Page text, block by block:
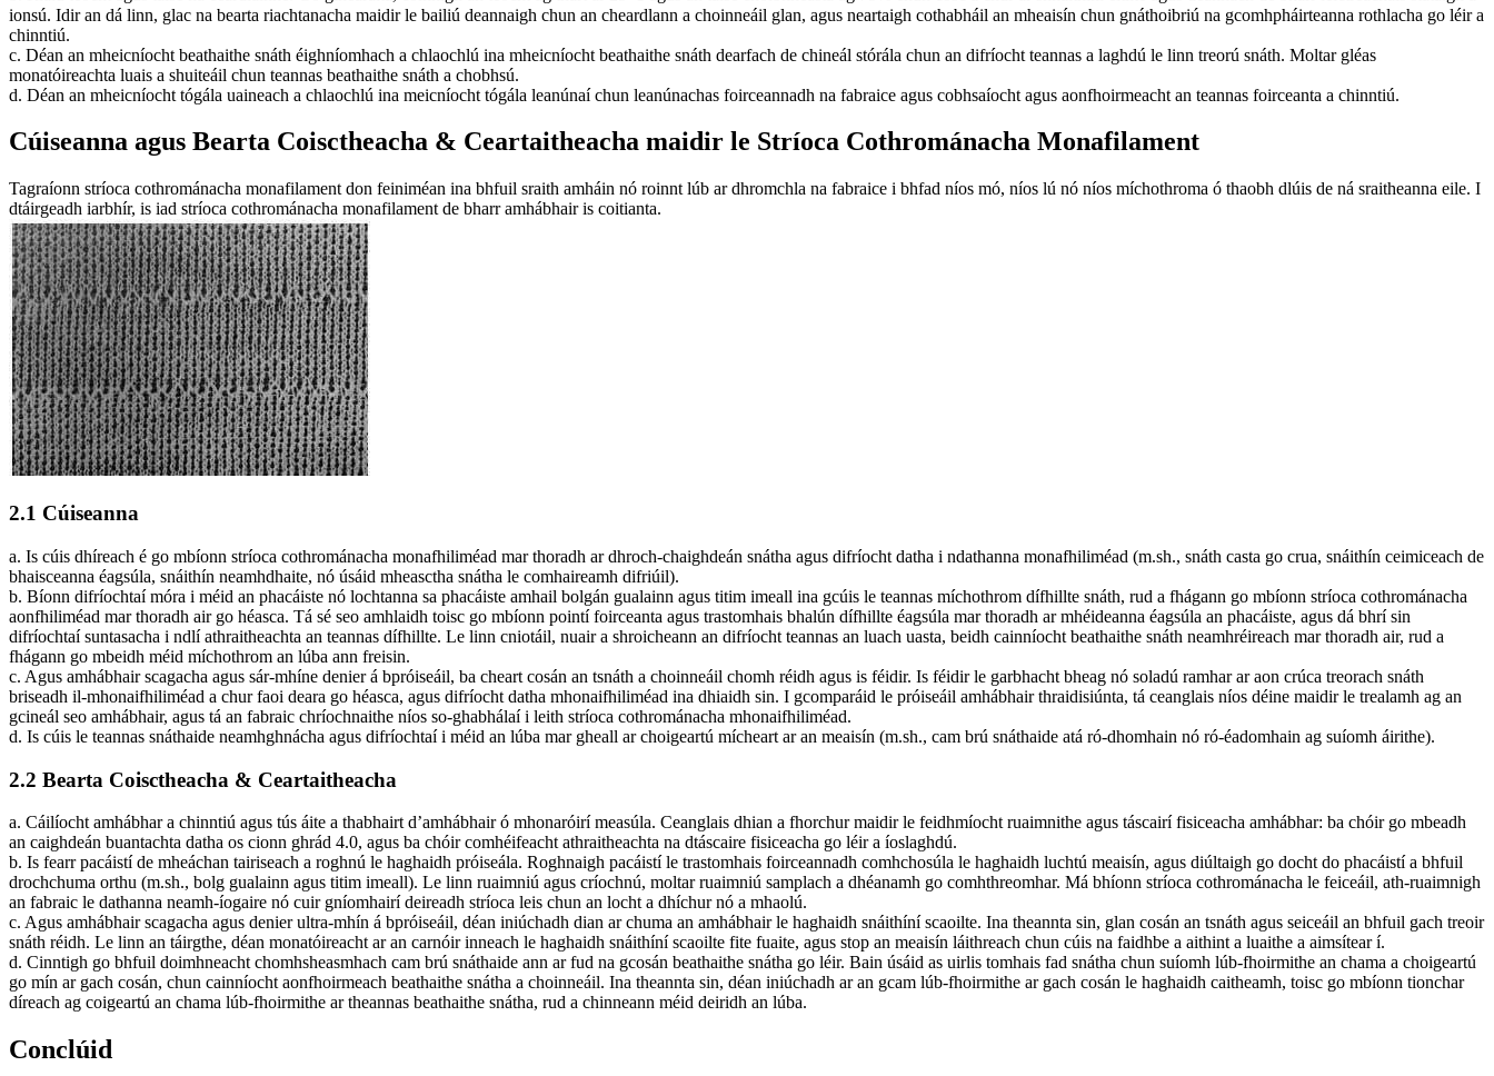
ionsú. Idir an dá linn, glac na bearta riachtanacha maidir le bailiú deannaigh chun an cheardlann a choinneáil glan, agus neartaigh cothabháil an mheaisín chun gnáthoibriú na gcomhpháirteanna rothlacha go léir a
chinntiú.
c. Déan an mheicníocht beathaithe snáth éighníomhach a chlaochlú ina mheicníocht beathaithe snáth dearfach de chineál stórála chun an difríocht teannas a laghdú le linn treorú snáth. Moltar gléas
monatóireachta luais a shuiteáil chun teannas beathaithe snáth a chobhsú.
d. Déan an mheicníocht tógála uaineach a chlaochlú ina meicníocht tógála leanúnaí chun leanúnachas foirceannadh na fabraice agus cobhsaíocht agus aonfhoirmeacht an teannas foirceanta a chinntiú.
Cúiseanna agus Bearta Coisctheacha & Ceartaitheacha maidir le Stríoca Cothrománacha Monafilament
Tagraíonn stríoca cothrománacha monafilament don feiniméan ina bhfuil sraith amháin nó roinnt lúb ar dhromchla na fabraice i bhfad níos mó, níos lú nó níos míchothroma ó thaobh dlúis de ná sraitheanna eile. I
dtáirgeadh iarbhír, is iad stríoca cothrománacha monafilament de bharr amhábhair is coitianta.
2.1 Cúiseanna
a. Is cúis dhíreach é go mbíonn stríoca cothrománacha monafhiliméad mar thoradh ar dhroch-chaighdeán snátha agus difríocht datha i ndathanna monafhiliméad (m.sh., snáth casta go crua, snáithín ceimiceach de
bhaisceanna éagsúla, snáithín neamhdhaite, nó úsáid mheasctha snátha le comhaireamh difriúil).
b. Bíonn difríochtaí móra i méid an phacáiste nó lochtanna sa phacáiste amhail bolgán gualainn agus titim imeall ina gcúis le teannas míchothrom dífhillte snáth, rud a fhágann go mbíonn stríoca cothrománacha
aonfhiliméad mar thoradh air go héasca. Tá sé seo amhlaidh toisc go mbíonn pointí foirceanta agus trastomhais bhalún dífhillte éagsúla mar thoradh ar mhéideanna éagsúla an phacáiste, agus dá bhrí sin
difríochtaí suntasacha i ndlí athraitheachta an teannas dífhillte. Le linn cniotáil, nuair a shroicheann an difríocht teannas an luach uasta, beidh cainníocht beathaithe snáth neamhréireach mar thoradh air, rud a
fhágann go mbeidh méid míchothrom an lúba ann freisin.
c. Agus amhábhair scagacha agus sár-mhíne denier á bpróiseáil, ba cheart cosán an tsnáth a choinneáil chomh réidh agus is féidir. Is féidir le garbhacht bheag nó soladú ramhar ar aon crúca treorach snáth
briseadh il-mhonaifhiliméad a chur faoi deara go héasca, agus difríocht datha mhonaifhiliméad ina dhiaidh sin. I gcomparáid le próiseáil amhábhair thraidisiúnta, tá ceanglais níos déine maidir le trealamh ag an
gcineál seo amhábhair, agus tá an fabraic chríochnaithe níos so-ghabhálaí i leith stríoca cothrománacha mhonaifhiliméad.
d. Is cúis le teannas snáthaide neamhghnácha agus difríochtaí i méid an lúba mar gheall ar choigeartú mícheart ar an meaisín (m.sh., cam brú snáthaide atá ró-dhomhain nó ró-éadomhain ag suíomh áirithe).
2.2 Bearta Coisctheacha & Ceartaitheacha
a. Cáilíocht amhábhar a chinntiú agus tús áite a thabhairt d’amhábhair ó mhonaróirí measúla. Ceanglais dhian a fhorchur maidir le feidhmíocht ruaimnithe agus táscairí fisiceacha amhábhar: ba chóir go mbeadh
an caighdeán buantachta datha os cionn ghrád 4.0, agus ba chóir comhéifeacht athraitheachta na dtáscaire fisiceacha go léir a íoslaghdú.
b. Is fearr pacáistí de mheáchan tairiseach a roghnú le haghaidh próiseála. Roghnaigh pacáistí le trastomhais foirceannadh comhchosúla le haghaidh luchtú meaisín, agus diúltaigh go docht do phacáistí a bhfuil
drochchuma orthu (m.sh., bolg gualainn agus titim imeall). Le linn ruaimniú agus críochnú, moltar ruaimniú samplach a dhéanamh go comhthreomhar. Má bhíonn stríoca cothrománacha le feiceáil, ath-ruaimnigh
an fabraic le dathanna neamh-íogaire nó cuir gníomhairí deireadh stríoca leis chun an locht a dhíchur nó a mhaolú.
c. Agus amhábhair scagacha agus denier ultra-mhín á bpróiseáil, déan iniúchadh dian ar chuma an amhábhair le haghaidh snáithíní scaoilte. Ina theannta sin, glan cosán an tsnáth agus seiceáil an bhfuil gach treoir
snáth réidh. Le linn an táirgthe, déan monatóireacht ar an carnóir inneach le haghaidh snáithíní scaoilte fite fuaite, agus stop an meaisín láithreach chun cúis na faidhbe a aithint a luaithe a aimsítear í.
d. Cinntigh go bhfuil doimhneacht chomhsheasmhach cam brú snáthaide ann ar fud na gcosán beathaithe snátha go léir. Bain úsáid as uirlis tomhais fad snátha chun suíomh lúb-fhoirmithe an chama a choigeartú
go mín ar gach cosán, chun cainníocht aonfhoirmeach beathaithe snátha a choinneáil. Ina theannta sin, déan iniúchadh ar an gcam lúb-fhoirmithe ar gach cosán le haghaidh caitheamh, toisc go mbíonn tionchar
díreach ag coigeartú an chama lúb-fhoirmithe ar theannas beathaithe snátha, rud a chinneann méid deiridh an lúba.
Conclúid